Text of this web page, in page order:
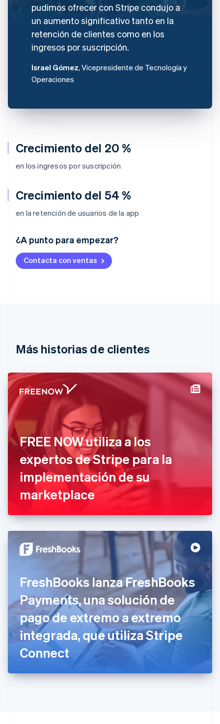
Crecimiento del 20 %
en los ingresos por suscripción
Crecimiento del 54 %
en la retención de usuarios de la app
¿A punto para empezar?
Contacta con ventas
pudimos ofrecer con Stripe condujo a
un aumento significativo tanto en la
retención de clientes como en los
ingresos por suscripción.
Israel Gómez, Vicepresidente de Tecnología y
Operaciones
Más historias de clientes
FREE NOW utiliza a los
expertos de Stripe para la
implementación de su
marketplace
FreshBooks lanza FreshBooks
Payments, una solución de
pago de extremo a extremo
integrada, que utiliza Stripe
Connect
Alemania
Deutsch English
Australia
English
English
Canadá
China continental
简体中文 English
Chipre
Croacia
English Italiano
Dinamarca
English
Emiratos Árabes Unidos
English
Eslovaquia
English
Eslovenia
España
English Español 简体中文
Estonia
EnglishSvenska
FrançaisEnglish
Gibraltar
English
Grecia
English
Hungría
India